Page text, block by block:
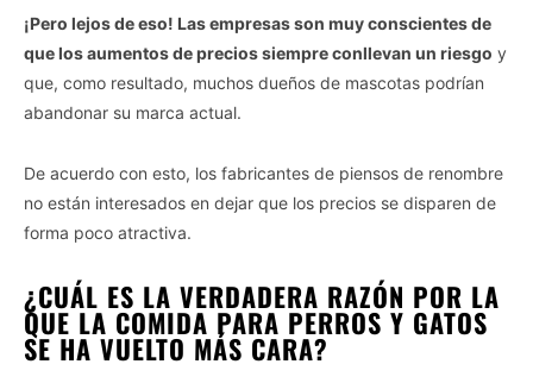
¡Pero lejos de eso! Las empresas son muy conscientes de
que los aumentos de precios siempre conllevan un riesgo y
que, como resultado, muchos dueños de mascotas podrían
abandonar su marca actual.
De acuerdo con esto, los fabricantes de piensos de renombre
no están interesados ​​en dejar que los precios se disparen de
forma poco atractiva.
¿CUÁL ES LA VERDADERA RAZÓN POR LA
QUE LA COMIDA PARA PERROS Y GATOS
SE HA VUELTO MÁS CARA?